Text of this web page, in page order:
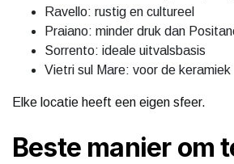
Ravello: rustig en cultureel
Praiano: minder druk dan
Sorrento: ideale uitvalsbasis
Vietri sul Mare: voor de keramiek
Elke locatie heeft een eigen sfeer.
Beste manier om